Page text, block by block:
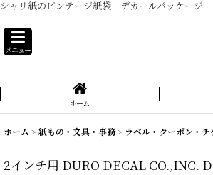
シャリ紙のビンテージ紙袋 デカールパッケージ
メニュー
ホーム
ホーム > 紙もの・文具・事務> ラベル・クーポン・
2インチ用 DURO DECAL CO.,INC.